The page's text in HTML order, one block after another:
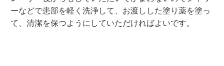
ーなどで患部を軽く洗浄して、お渡しした塗り薬を塗っ
て、清潔を保つようにしていただければよいです。